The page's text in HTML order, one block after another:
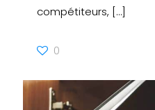
compétiteurs, […]
0